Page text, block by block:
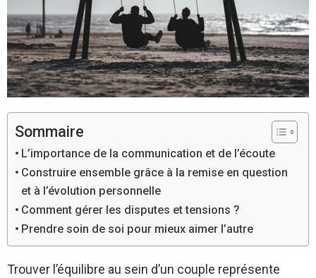
Sommaire
L’importance de la communication et de l’écoute
Construire ensemble grâce à la remise en question
et à l’évolution personnelle
Comment gérer les disputes et tensions ?
Prendre soin de soi pour mieux aimer l’autre
Trouver l’équilibre au sein d’un couple représente